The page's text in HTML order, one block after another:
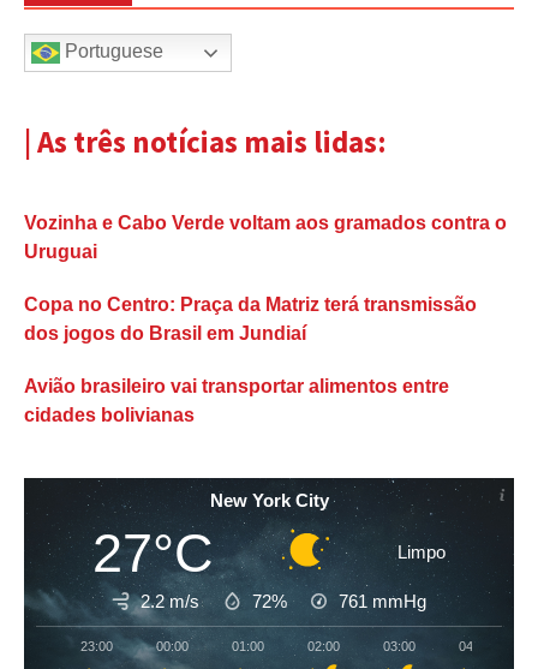
Portuguese
| As três notícias mais lidas:
Vozinha e Cabo Verde voltam aos gramados contra o
Uruguai
Copa no Centro: Praça da Matriz terá transmissão
dos jogos do Brasil em Jundiaí
Avião brasileiro vai transportar alimentos entre
cidades bolivianas
New York City
27°C Limpo
2.2 m/s 72% 761 mmHg
23:00 00:00 01:00 02:00 03:00 04:00